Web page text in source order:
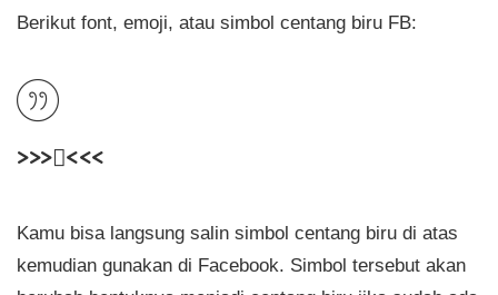
Berikut font, emoji, atau simbol centang biru FB:
>>>󰦉<<<
Kamu bisa langsung salin simbol centang biru di atas
kemudian gunakan di Facebook. Simbol tersebut akan